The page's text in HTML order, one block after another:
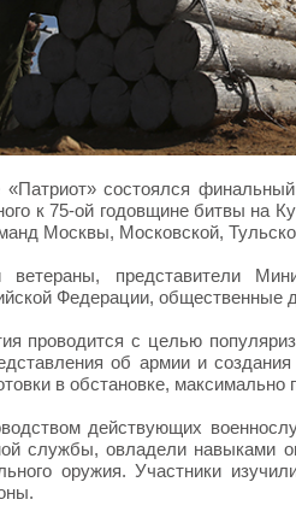
состоялся
к 75-ой годовщине битвы на
Москвы, Московской,
представители
Федерации, общественные
проводится с целью
об армии и
в обстановке, максимально
действующих
службы, овладели навыками
оружия. Участники